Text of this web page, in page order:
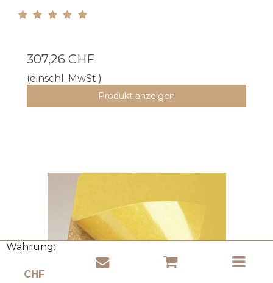
Währung:
307,26 CHF
(einschl. MwSt.)
Produkt anzeigen